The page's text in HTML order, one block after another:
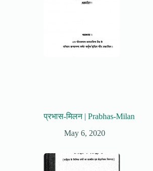
प्रभास-मिलन | Prabhas-Milan
May 6, 2020